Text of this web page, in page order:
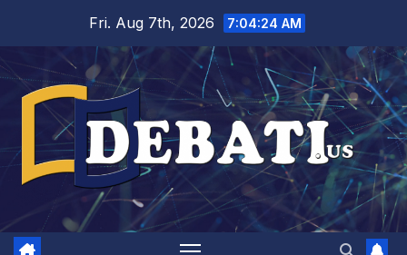
content
Fri. Aug 7th, 2026 7:04:25 AM